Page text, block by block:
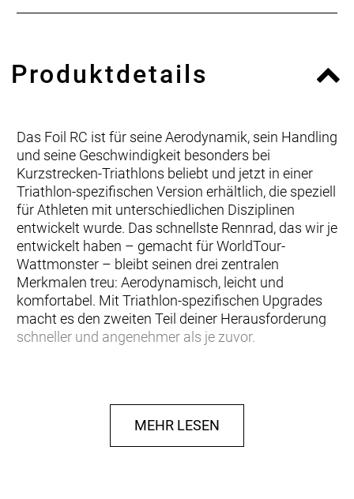
Produktdetails
Das Foil RC ist für seine Aerodynamik, sein Handling
und seine Geschwindigkeit besonders bei
Kurzstrecken-Triathlons beliebt und jetzt in einer
Triathlon-spezifischen Version erhältlich, die speziell
für Athleten mit unterschiedlichen Disziplinen
entwickelt wurde. Das schnellste Rennrad, das wir je
entwickelt haben – gemacht für WorldTour-
Wattmonster – bleibt seinen drei zentralen
Merkmalen treu: Aerodynamisch, leicht und
komfortabel. Mit Triathlon-spezifischen Upgrades
macht es den zweiten Teil deiner Herausforderung
schneller und angenehmer als je zuvor.
vorherige Ankündigung geändert werden.
Rahmen: FOIL RC HMX, Road Race geometry,
MEHR LESEN